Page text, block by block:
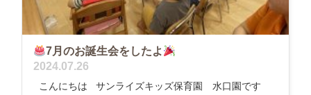
7月のお誕生会をしたよ
2024.07.26
こんにちは サンライズキッズ保育園 水口園です